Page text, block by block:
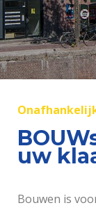
uw
Bouwen is